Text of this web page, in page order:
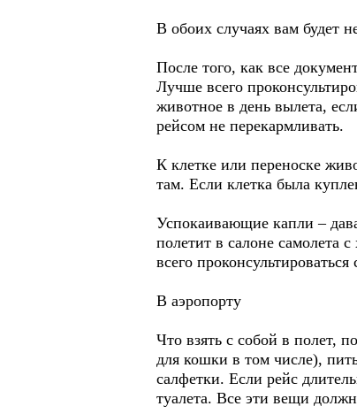
В обоих случаях вам будет
После того, как все
Лучше всего
животное в день вылета,
рейсом не перекармливать.
К клетке или переноске
там. Если клетка была
Успокаивающие капли –
полетит в салоне самолета
всего
В аэропорту
Что взять с собой в полет,
для кошки в том числе),
салфетки. Если рейс
туалета. Все эти вещи